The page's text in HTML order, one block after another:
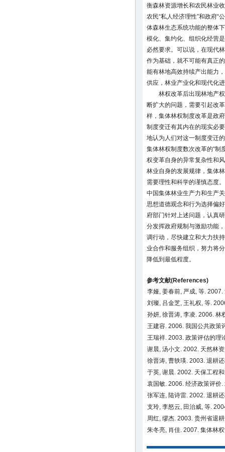
衡森林资源增长和农民林业
农民“私人经济理性”和政府“
体森林生态系统功能的整体
模化、集约化、组织化经营
必然要求。可以说，在现代
作为基础，就不可能有真正
能有林地高效持续产出能力
供应，林业产业化和现代化
林权改革后出现林地产
断扩大的问题，需要引起改
样，集体林权制度改革是政
制度变迁有其内在的现实必
地认为人们对这一制度变迁
集体林权制度数次改革的“制
权变革自身的异常复杂性和
林业自身的发展规律，集体
需要理性和科学的谨慎态度
中国集体林业生产力和生产
思想道德观念和行为选择偏
府部门针对上述问题，认真
分发挥政府规制与激励功能
调行动，尽快建立和大力扶
业合作和服务组织，努力将
降低到最低程度。
参考文献(References)
李娅, 姜春前, 严成, 等.
刘璨, 吕金芝, 王礼权, 等.
孙妍, 徐晋涛, 李凌. 2006.
王建容. 2006. 我国公共政策
王瑞祥. 2003. 政策评估的理
谢晨, 汤小文. 2002. 天然林
徐晋涛, 曹轶瑛. 2003. 退耕
于英, 谢晨. 2002. 天保工程
袁国敏. 2006. 经济政策评价
张军连, 陆诗雷. 2002. 退耕
支玲, 李怒云, 田治威, 等.
周红, 缪杰. 2003. 贵州省退
朱冬亮, 肖佳. 2007. 集体林